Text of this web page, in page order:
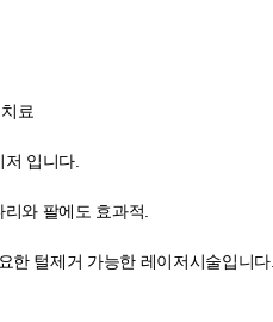
료
입니다.
와 팔에도 효과적.
한 털제거 가능한 레이저시술입니다.